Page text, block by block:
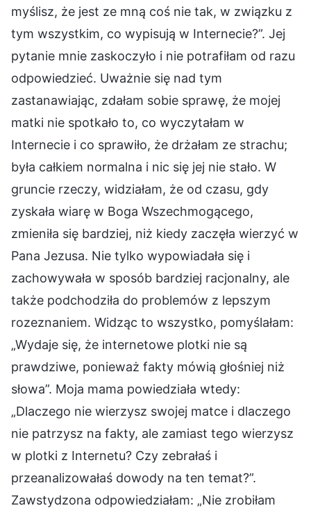
myślisz, że jest ze mną coś nie tak, w związku z
tym wszystkim, co wypisują w Internecie?”. Jej
pytanie mnie zaskoczyło i nie potrafiłam od razu
odpowiedzieć. Uważnie się nad tym
zastanawiając, zdałam sobie sprawę, że mojej
matki nie spotkało to, co wyczytałam w
Internecie i co sprawiło, że drżałam ze strachu;
była całkiem normalna i nic się jej nie stało. W
gruncie rzeczy, widziałam, że od czasu, gdy
zyskała wiarę w Boga Wszechmogącego,
zmieniła się bardziej, niż kiedy zaczęła wierzyć w
Pana Jezusa. Nie tylko wypowiadała się i
zachowywała w sposób bardziej racjonalny, ale
także podchodziła do problemów z lepszym
rozeznaniem. Widząc to wszystko, pomyślałam:
„Wydaje się, że internetowe plotki nie są
prawdziwe, ponieważ fakty mówią głośniej niż
słowa”. Moja mama powiedziała wtedy:
„Dlaczego nie wierzysz swojej matce i dlaczego
nie patrzysz na fakty, ale zamiast tego wierzysz
w plotki z Internetu? Czy zebrałaś i
przeanalizowałaś dowody na ten temat?”.
Zawstydzona odpowiedziałam: „Nie zrobiłam